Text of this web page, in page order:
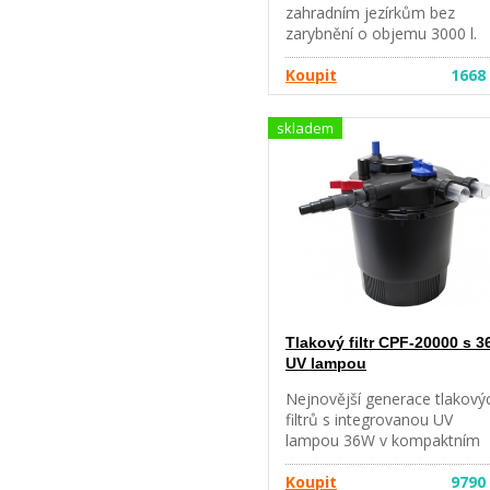
zahradním jezírkům bez
zarybnění o objemu 3000 l.
Biomechanické čistící stupně
(houba, prvky s
biofiltrační kámen)
Teleskopické prodloužení se
různými tryskami pro vodní
Průtok 1500 l/hod
Regulovatelný druhý výstup
Stupňovaná přípojka (½”, ¾”,
1”) k provozování potoka.
Návod pro jezírkový filtr
Koupit 1668
skladem
Tlakový filtr CPF-20000 s
UV lampou
Nejnovější generace
filtrů s integrovanou UV
lampou 36W v kompaktním
systému s výkonnou bio-
mechanickou filtrací. Vhodné
Koupit 9790